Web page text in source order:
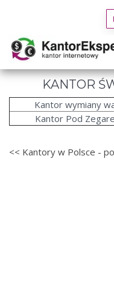
KANTOR
Kantor wymiany
Kantor Pod
<< Kantory w Polsce -